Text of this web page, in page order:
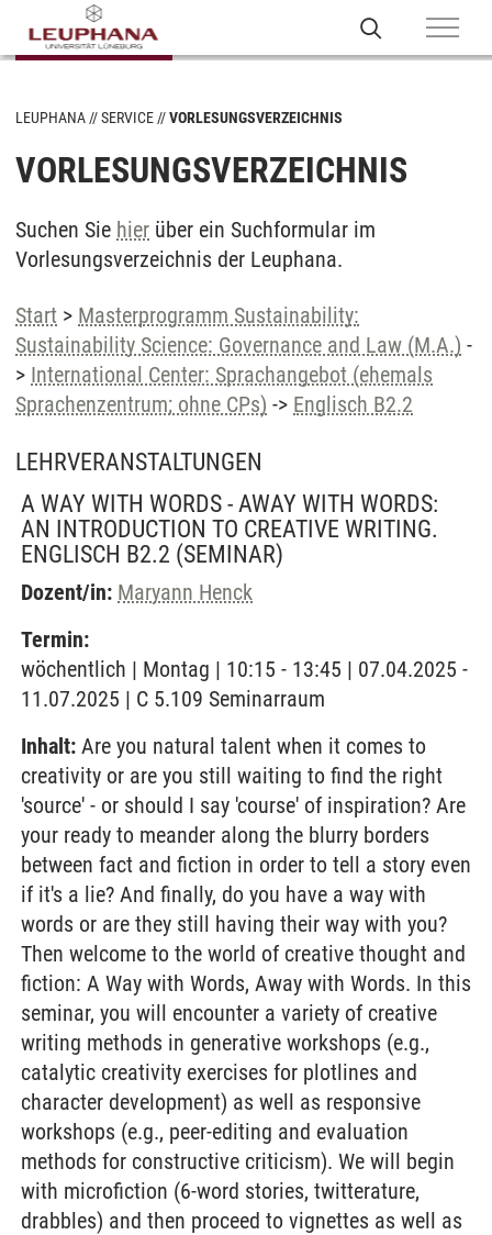
LEUPHANA SERVICE VORLESUNGSVERZEICHNIS
VORLESUNGSVERZEICHNIS
Suchen Sie hier über ein Suchformular im
Vorlesungsverzeichnis der Leuphana.
Start > Masterprogramm Sustainability:
Sustainability Science: Governance and Law (M.A.) -
> International Center: Sprachangebot (ehemals
Sprachenzentrum; ohne CPs) -> Englisch B2.2
LEHRVERANSTALTUNGEN
A WAY WITH WORDS - AWAY WITH WORDS:
AN INTRODUCTION TO CREATIVE WRITING.
ENGLISCH B2.2 (SEMINAR)
Dozent/in: Maryann Henck
Termin:
wöchentlich | Montag | 10:15 - 13:45 | 07.04.2025 -
11.07.2025 | C 5.109 Seminarraum
Inhalt: Are you natural talent when it comes to
creativity or are you still waiting to find the right
'source' - or should I say 'course' of inspiration? Are
your ready to meander along the blurry borders
between fact and fiction in order to tell a story even
if it's a lie? And finally, do you have a way with
words or are they still having their way with you?
Then welcome to the world of creative thought and
fiction: A Way with Words, Away with Words. In this
seminar, you will encounter a variety of creative
writing methods in generative workshops (e.g.,
catalytic creativity exercises for plotlines and
character development) as well as responsive
workshops (e.g., peer-editing and evaluation
methods for constructive criticism). We will begin
with microfiction (6-word stories, twitterature,
drabbles) and then proceed to vignettes as well as